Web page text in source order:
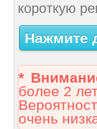
короткую
Нажмите
*
более 2
очень